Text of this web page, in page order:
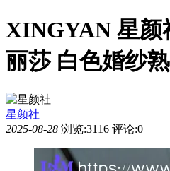
XINGYAN 星颜
丽莎 白色婚纱
星颜社
2025-08-28 浏览:3116 评论:0